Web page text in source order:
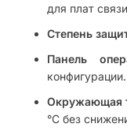
для плат
Степень
Панель
конфигурации.
Окружающая
°С без